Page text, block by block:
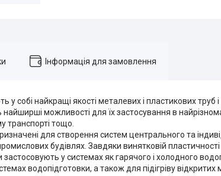
Інформація для замовлення
собі найкращі якості металевих і пластикових труб і
можливості для їх застосування в
транспорті тощо.
для створення систем центрального та
будівлях. Завдяки винятковій
застосовують у системах як гарячого і холодного
водопідготовки, а також для підігріву відкритих